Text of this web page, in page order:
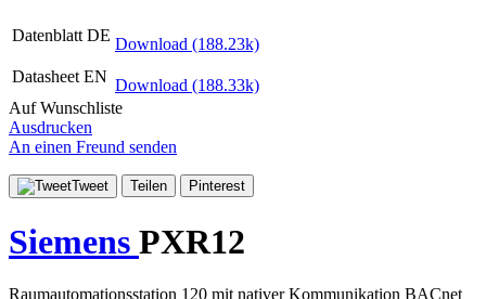
Datenblatt DE Download (188.23k)
Datasheet EN Download (188.33k)
Auf Wunschliste
Ausdrucken
An einen Freund senden
Tweet Teilen Pinterest
Siemens PXR12
Raumautomationsstation 120 mit nativer Kommunikation BACnet